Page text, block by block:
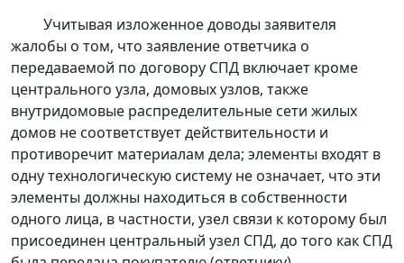
Учитывая изложенное доводы заявителя
жалобы о том, что заявление ответчика о
передаваемой по договору СПД включает кроме
центрального узла, домовых узлов, также
внутридомовые распределительные сети жилых
домов не соответствует действительности и
противоречит материалам дела; элементы входят в
одну технологическую систему не означает, что эти
элементы должны находиться в собственности
одного лица, в частности, узел связи к которому был
присоединен центральный узел СПД, до того как СПД